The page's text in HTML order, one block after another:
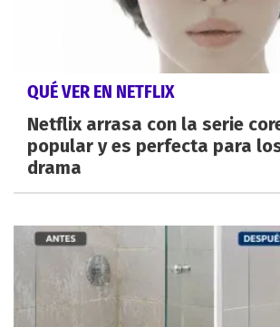
QUÉ VER EN NETFLIX
Netflix arrasa con la serie
popular y es perfecta para
drama